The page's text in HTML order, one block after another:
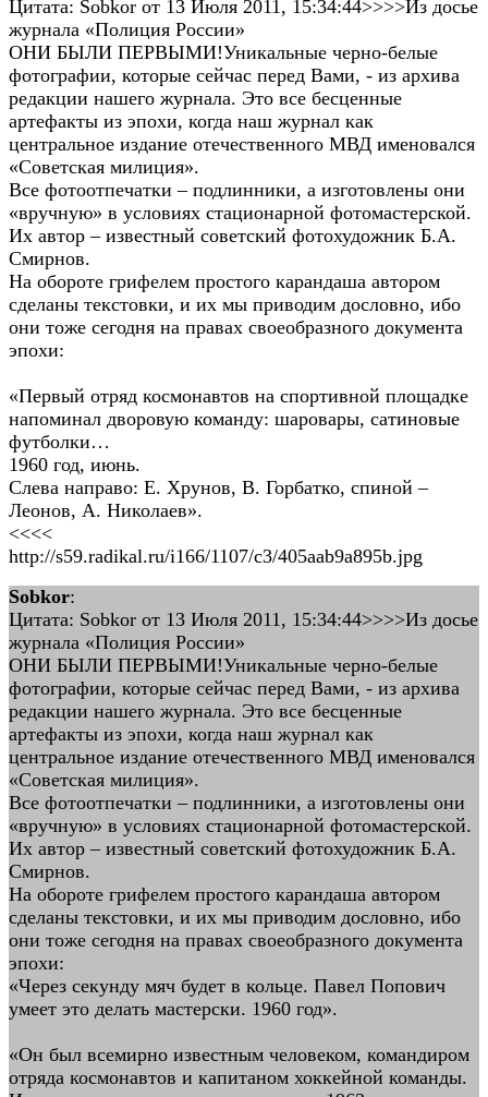
Цитата: Sobkor от 13 Июля 2011, 15:34:44>>>>Из досье
журнала «Полиция России»
ОНИ БЫЛИ ПЕРВЫМИ!Уникальные черно-белые
фотографии, которые сейчас перед Вами, - из архива
редакции нашего журнала. Это все бесценные
артефакты из эпохи, когда наш журнал как
центральное издание отечественного МВД именовался
«Советская милиция».
Все фотоотпечатки – подлинники, а изготовлены они
«вручную» в условиях стационарной фотомастерской.
Их автор – известный советский фотохудожник Б.А.
Смирнов.
На обороте грифелем простого карандаша автором
сделаны текстовки, и их мы приводим дословно, ибо
они тоже сегодня на правах своеобразного документа
эпохи:
«Первый отряд космонавтов на спортивной площадке
напоминал дворовую команду: шаровары, сатиновые
футболки…
1960 год, июнь.
Слева направо: Е. Хрунов, В. Горбатко, спиной –
Леонов, А. Николаев».
<<<<
http://s59.radikal.ru/i166/1107/c3/405aab9a895b.jpg
Sobkor:
Цитата: Sobkor от 13 Июля 2011, 15:34:44>>>>Из досье
журнала «Полиция России»
ОНИ БЫЛИ ПЕРВЫМИ!Уникальные черно-белые
фотографии, которые сейчас перед Вами, - из архива
редакции нашего журнала. Это все бесценные
артефакты из эпохи, когда наш журнал как
центральное издание отечественного МВД именовался
«Советская милиция».
Все фотоотпечатки – подлинники, а изготовлены они
«вручную» в условиях стационарной фотомастерской.
Их автор – известный советский фотохудожник Б.А.
Смирнов.
На обороте грифелем простого карандаша автором
сделаны текстовки, и их мы приводим дословно, ибо
они тоже сегодня на правах своеобразного документа
эпохи:
«Через секунду мяч будет в кольце. Павел Попович
умеет это делать мастерски. 1960 год».
«Он был всемирно известным человеком, командиром
отряда космонавтов и капитаном хоккейной команды.